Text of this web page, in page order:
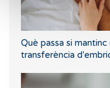
Què passa si
transferència